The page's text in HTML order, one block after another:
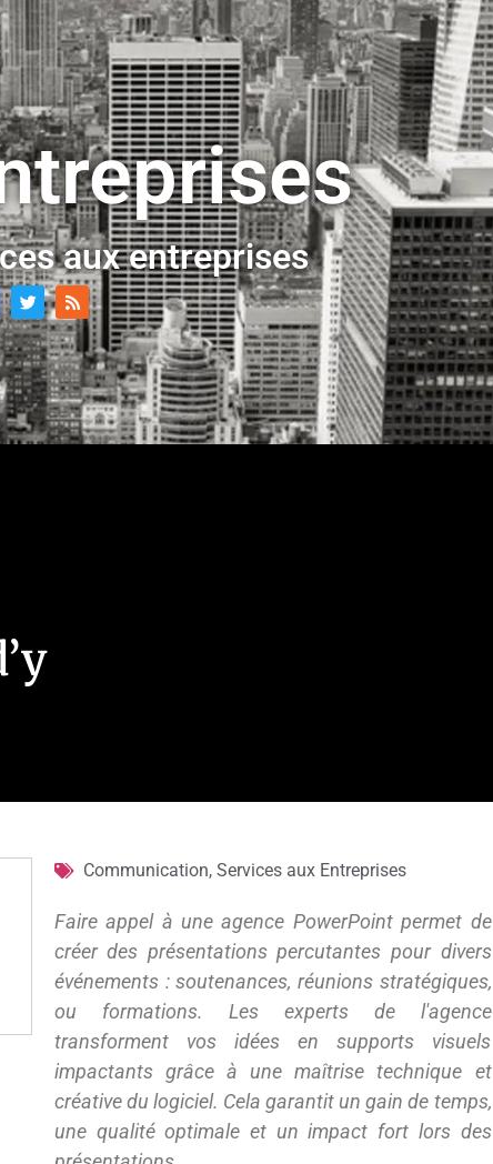
aux entreprises
Communication, Services aux Entreprises
Faire appel à une agence PowerPoint permet de
créer des présentations percutantes pour divers
événements : soutenances, réunions stratégiques,
ou formations. Les experts de l'agence
transforment vos idées en supports visuels
impactants grâce à une maîtrise technique et
créative du logiciel. Cela garantit un gain de temps,
une qualité optimale et un impact fort lors des